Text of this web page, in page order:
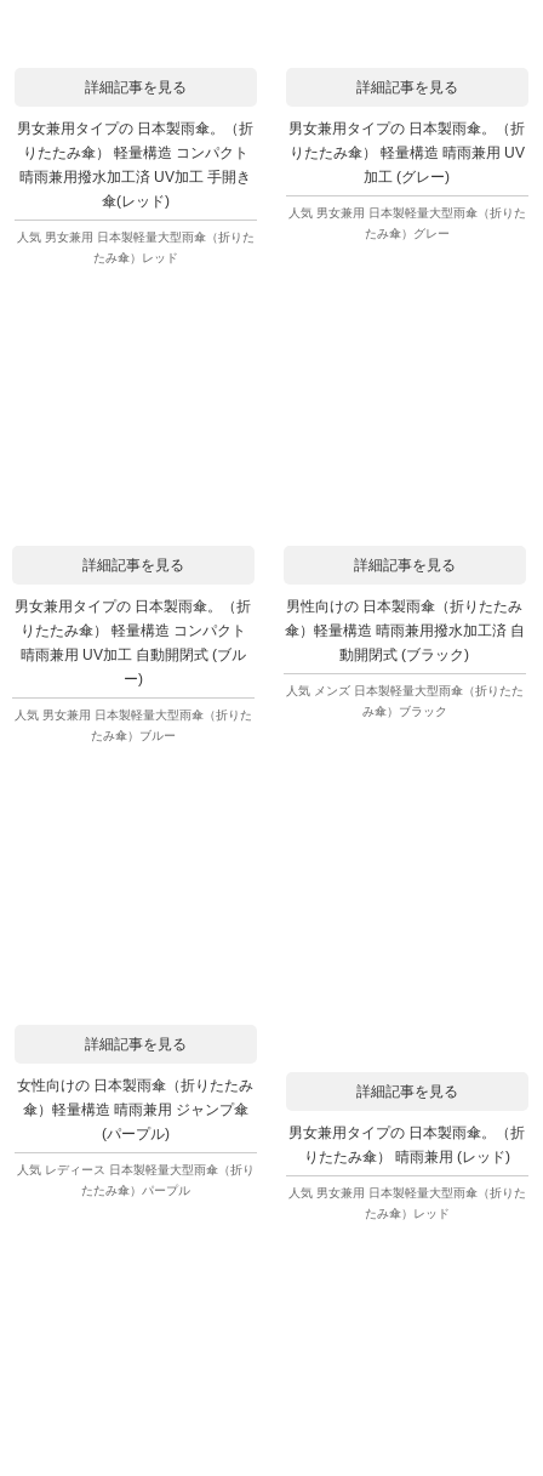
詳細記事を見る
男女兼用タイプの 日本製雨傘。（折
りたたみ傘） 軽量構造 コンパクト
晴雨兼用撥水加工済 UV加工 手開き
傘(レッド)
人気 男女兼用 日本製軽量大型雨傘（折りた
たみ傘）レッド
詳細記事を見る
男女兼用タイプの 日本製雨傘。（折
りたたみ傘） 軽量構造 晴雨兼用 UV
加工 (グレー)
人気 男女兼用 日本製軽量大型雨傘（折りた
たみ傘）グレー
詳細記事を見る
男女兼用タイプの 日本製雨傘。（折
りたたみ傘） 軽量構造 コンパクト
晴雨兼用 UV加工 自動開閉式 (ブル
ー)
人気 男女兼用 日本製軽量大型雨傘（折りた
たみ傘）ブルー
詳細記事を見る
男性向けの 日本製雨傘（折りたたみ
傘）軽量構造 晴雨兼用撥水加工済 自
動開閉式 (ブラック)
人気 メンズ 日本製軽量大型雨傘（折りたた
み傘）ブラック
詳細記事を見る
女性向けの 日本製雨傘（折りたたみ
傘）軽量構造 晴雨兼用 ジャンプ傘
(パープル)
人気 レディース 日本製軽量大型雨傘（折り
たたみ傘）パープル
詳細記事を見る
男女兼用タイプの 日本製雨傘。（折
りたたみ傘） 晴雨兼用 (レッド)
人気 男女兼用 日本製軽量大型雨傘（折りた
たみ傘）レッド